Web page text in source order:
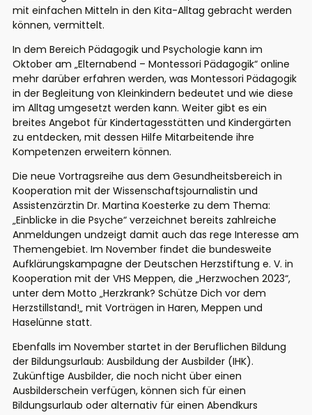
mit einfachen Mitteln in den Kita-Alltag gebracht werden
können, vermittelt.
In dem Bereich Pädagogik und Psychologie kann im
Oktober am „Elternabend – Montessori Pädagogik“ online
mehr darüber erfahren werden, was Montessori Pädagogik
in der Begleitung von Kleinkindern bedeutet und wie diese
im Alltag umgesetzt werden kann. Weiter gibt es ein
breites Angebot für Kindertagesstätten und Kindergärten
zu entdecken, mit dessen Hilfe Mitarbeitende ihre
Kompetenzen erweitern können.
Die neue Vortragsreihe aus dem Gesundheitsbereich in
Kooperation mit der Wissenschaftsjournalistin und
Assistenzärztin Dr. Martina Koesterke zu dem Thema:
„Einblicke in die Psyche“ verzeichnet bereits zahlreiche
Anmeldungen undzeigt damit auch das rege Interesse am
Themengebiet. Im November findet die bundesweite
Aufklärungskampagne der Deutschen Herzstiftung e. V. in
Kooperation mit der VHS Meppen, die „Herzwochen 2023“,
unter dem Motto „Herzkrank? Schütze Dich vor dem
Herzstillstand!„ mit Vorträgen in Haren, Meppen und
Haselünne statt.
Ebenfalls im November startet in der Beruflichen Bildung
der Bildungsurlaub: Ausbildung der Ausbilder (IHK).
Zukünftige Ausbilder, die noch nicht über einen
Ausbilderschein verfügen, können sich für einen
Bildungsurlaub oder alternativ für einen Abendkurs